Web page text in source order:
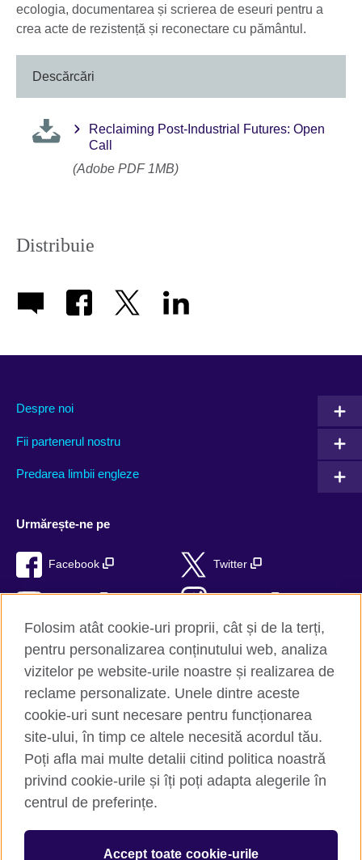
ecologia, documentarea și scrierea de eseuri pentru a
crea acte de rezistență și reconectare cu pământul.
Descărcări
Reclaiming Post-Industrial Futures: Open
Call
(Adobe PDF 1MB)
Distribuie
Despre noi
Fii partenerul nostru
Predarea limbii engleze
Urmărește-ne pe
Facebook Twitter
TikTok RSS
British Council Global
Confidențialitate și termeni de utilizare
Trimite-ne comentariile tale
Cookie-uri
Hartă site
© 2026 British Council
Folosim atât cookie-uri proprii, cât și de la terți,
pentru personalizarea conținutului web, analiza
vizitelor pe website-urile noastre și realizarea de
reclame personalizate. Unele dintre aceste
cookie-uri sunt necesare pentru funcționarea
site-ului, în timp ce altele necesită acordul tău.
Poți afla mai multe detalii citind politica noastră
privind cookie-urile și îți poți adapta alegerile în
centrul de preferințe.
Accept toate cookie-urile